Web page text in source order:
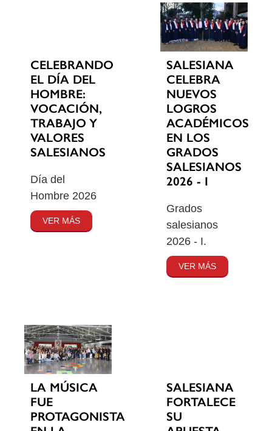
CELEBRANDO
EL DÍA DEL
HOMBRE:
VOCACIÓN,
TRABAJO Y
VALORES
SALESIANOS
Día del
Hombre 2026
VER MÁS
SALESIANA
CELEBRA
NUEVOS
LOGROS
ACADÉMICOS
EN LOS
GRADOS
SALESIANOS
2026 - I
Grados
salesianos
2026 - I.
VER MÁS
LA MÚSICA
FUE
PROTAGONISTA
SALESIANA
FORTALECE
SU